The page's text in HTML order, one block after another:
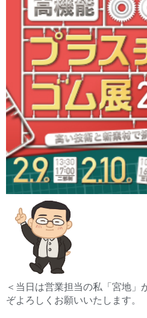
＜当日は営業担当の私「宮地」
ぞよろしくお願いいたします。